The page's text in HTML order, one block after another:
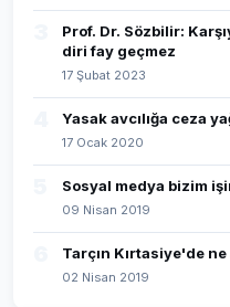
Prof. Dr. Sözbilir:
diri fay geçmez
17 Şubat 2023
Yasak avcılığa ceza
17 Ocak 2020
Sosyal medya bizim
09 Nisan 2019
Tarçın Kırtasiye'de
02 Nisan 2019